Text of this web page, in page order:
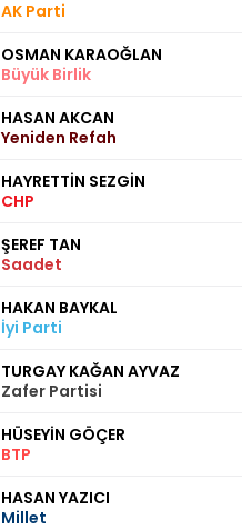
AK Parti
OSMAN KARAOĞLAN
Büyük Birlik
HASAN AKCAN
Yeniden Refah
HAYRETTİN SEZGİN
CHP
ŞEREF TAN
Saadet
HAKAN BAYKAL
İyi Parti
TURGAY KAĞAN AYVAZ
Zafer Partisi
HÜSEYİN GÖÇER
BTP
HASAN YAZICI
Millet